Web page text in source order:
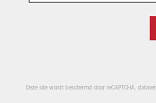
Deze site wordt beschermd door reCAPTCHA,